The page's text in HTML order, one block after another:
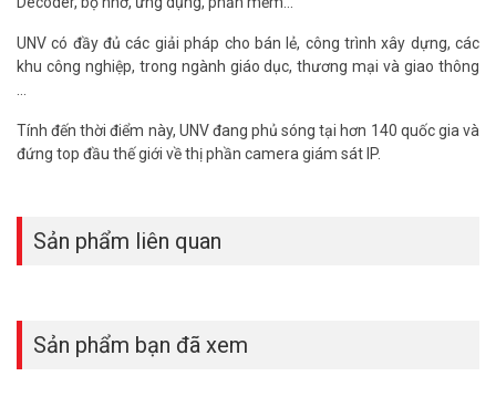
UNV có đầy đủ các giải pháp cho bán lẻ, công trình xây dựng, các
khu công nghiệp, trong ngành giáo dục, thương mại và giao thông
Tính đến thời điểm này, UNV đang phủ sóng tại hơn 140 quốc gia và
đứng top đầu thế giới về thị phần camera giám sát IP.
Sản phẩm liên quan
Sản phẩm bạn đã xem